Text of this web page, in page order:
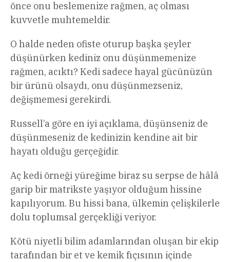
önce onu beslemenize rağmen, aç olması
kuvvetle muhtemeldir.
O halde neden ofiste oturup başka şeyler
düşünürken kediniz onu düşünmemenize
rağmen, acıktı? Kedi sadece hayal gücünüzün
bir ürünü olsaydı, onu düşünmezseniz,
değişmemesi gerekirdi.
Russell’a göre en iyi açıklama, düşünseniz de
düşünmeseniz de kedinizin kendine ait bir
hayatı olduğu gerçeğidir.
Aç kedi örneği yüreğime biraz su serpse de hâlâ
garip bir matrikste yaşıyor olduğum hissine
kapılıyorum. Bu hissi bana, ülkemin çelişkilerle
dolu toplumsal gerçekliği veriyor.
Kötü niyetli bilim adamlarından oluşan bir ekip
tarafından bir et ve kemik fıçısının içinde